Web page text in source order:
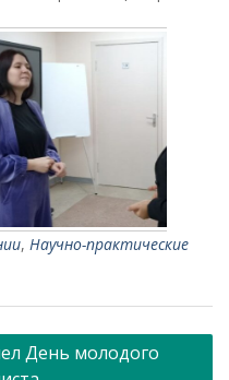
, Научно-практические
День молодого